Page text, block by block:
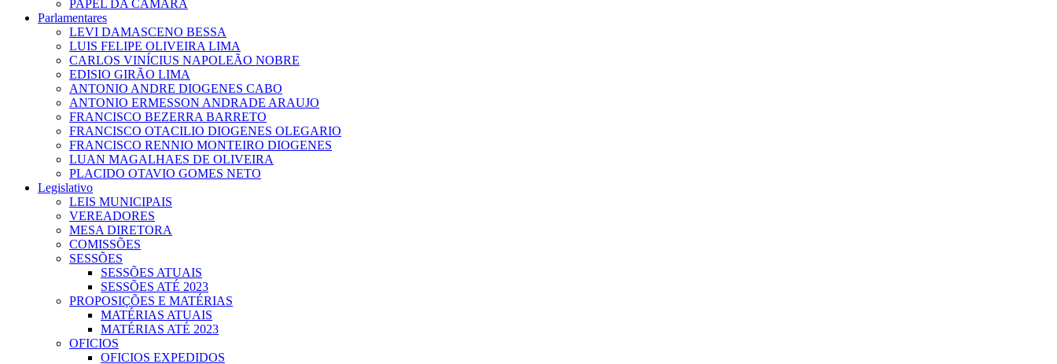
PAPEL DA CÂMARA
Parlamentares
LEVI DAMASCENO BESSA
LUIS FELIPE OLIVEIRA LIMA
CARLOS VINÍCIUS NAPOLEÃO NOBRE
EDISIO GIRÃO LIMA
ANTONIO ANDRE DIOGENES CABO
ANTONIO ERMESSON ANDRADE ARAUJO
FRANCISCO BEZERRA BARRETO
FRANCISCO OTACILIO DIOGENES OLEGARIO
FRANCISCO RENNIO MONTEIRO DIOGENES
LUAN MAGALHAES DE OLIVEIRA
PLACIDO OTAVIO GOMES NETO
Legislativo
LEIS MUNICIPAIS
VEREADORES
MESA DIRETORA
COMISSÕES
SESSÕES
SESSÕES ATUAIS
SESSÕES ATÉ 2023
PROPOSIÇÕES E MATÉRIAS
MATÉRIAS ATUAIS
MATÉRIAS ATÉ 2023
OFICIOS
OFICIOS EXPEDIDOS